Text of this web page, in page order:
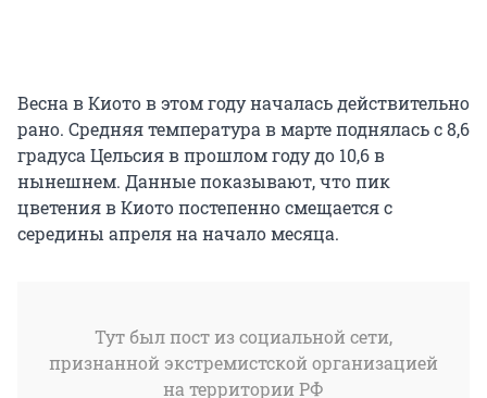
Весна в Киото в этом году началась действительно
рано. Средняя температура в марте поднялась с 8,6
градуса Цельсия в прошлом году до 10,6 в
нынешнем. Данные показывают, что пик
цветения в Киото постепенно смещается с
середины апреля на начало месяца.
Тут был пост из социальной сети,
признанной экстремистской организацией
на территории РФ